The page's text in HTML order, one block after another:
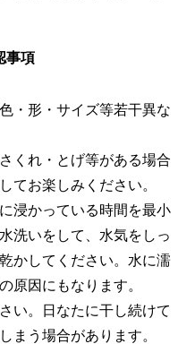
事項
・形・サイズ等若干異な
くれ・とげ等がある場合
てお楽しみください。
浸かっている時間を最小
洗いをして、水気をしっ
かしてください。水に濡
原因にもなります。
い。日なたに干し続けて
まう場合があります。